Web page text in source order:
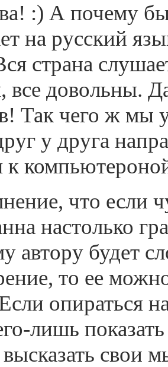
:) А почему
на русский
страна
все довольны.
Так чего ж мы
у друга
к
что если
настолько
автору будет
то ее
опираться
лишь
свои